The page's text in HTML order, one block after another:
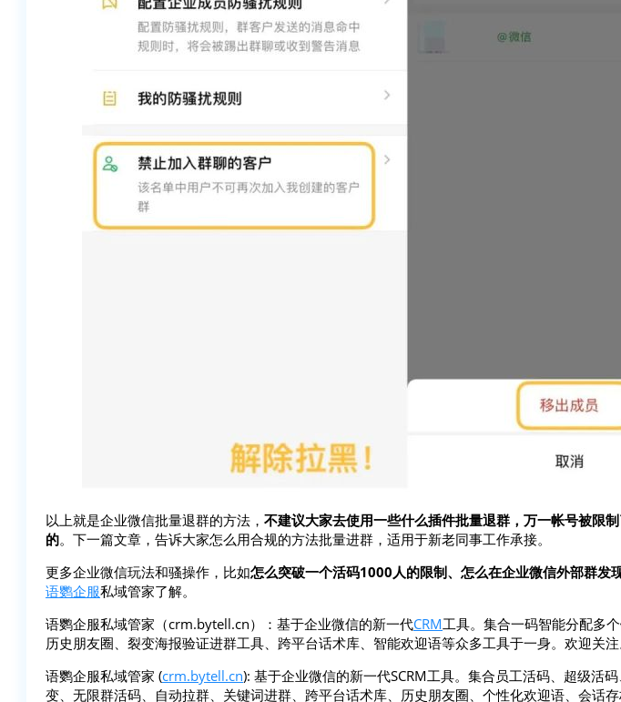
以上就是企业微信批量退群的方法， 不建议大家去使用一些什么插件批量退群，万一帐号被限
的。下一篇文章，告诉大家怎么用合规的方法批量进群，适用于新老同事工作承接。
更多企业微信玩法和骚操作，比如怎么突破一个活码1000人的限制、怎么在企业微信外部群发
语鹦企服私域管家了解。
语鹦企服私域管家（crm.bytell.cn）：基于企业微信的新一代CRM工具。集合一码智能分配多
历史朋友圈、裂变海报验证进群工具、跨平台话术库、智能欢迎语等众多工具于一身。欢迎关注
语鹦企服私域管家 (crm.bytell.cn): 基于企业微信的新一代SCRM工具。集合员工活码、超级活
变、无限群活码、自动拉群、关键词进群、跨平台话术库、历史朋友圈、个性化欢迎语、会话